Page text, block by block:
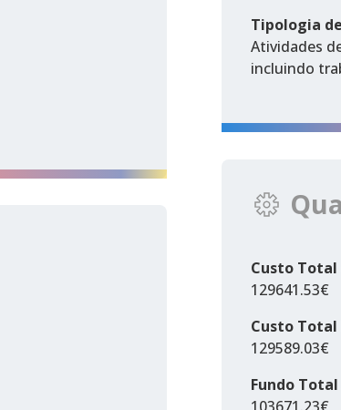
Tipologia
Atividades
incluindo
Custo Total
129641.53€
Custo Total
129589.03€
Fundo